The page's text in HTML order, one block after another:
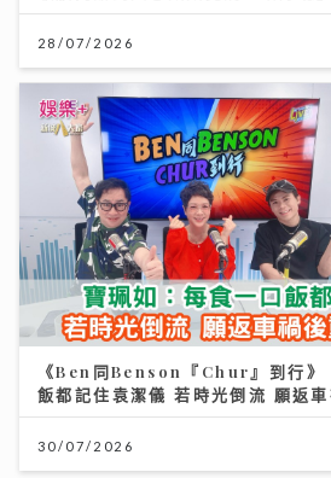
28/07/2026
《Ben同Benson『Chur』到行》
飯都記住袁潔儀 若時光倒流 願返
30/07/2026